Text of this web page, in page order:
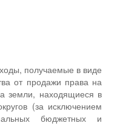
получаемые в виде
от продажи права на
земли, находящиеся в
(за исключением
бюджетных и